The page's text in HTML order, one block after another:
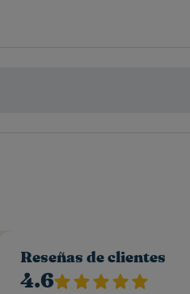
Reseñas de clientes
4.6